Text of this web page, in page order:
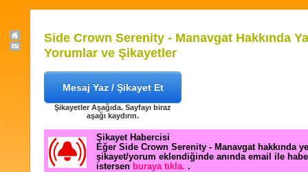
Side Crown Serenity - Manavgat Hakkında
Yorumlar ve Şikayetler
Mesaj Yaz / Şikayet Et
Şikayetler Aşağıda. Sayfayı biraz
aşağı kaydırın.
Şikayet Habercisi
Eğer Side Crown Serenity - Manavgat hakkında
şikayet/yorum eklendiğinde anında email ile
istersen buraya tıkla. .